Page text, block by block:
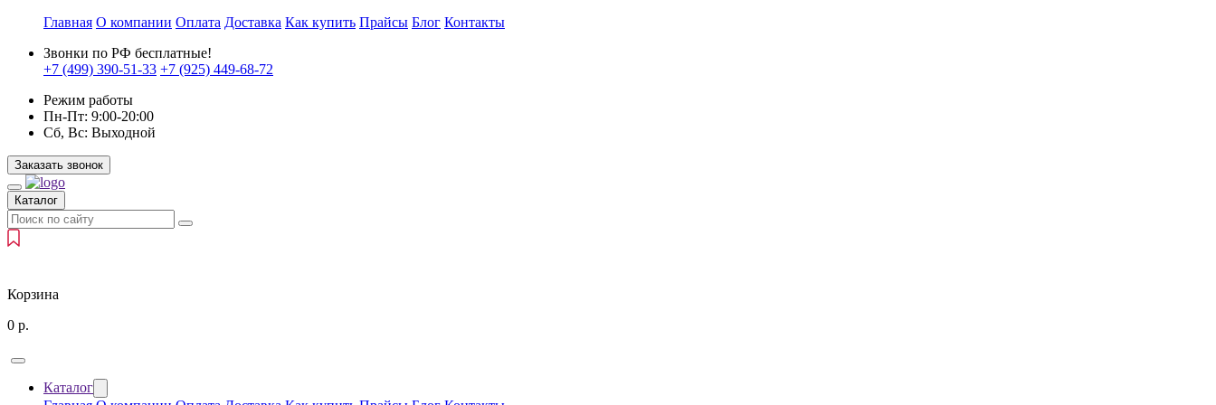
Главная О компании Оплата Доставка Как купить Прайсы Блог Контакты
Звонки по РФ бесплатные!
+7 (499) 390-51-33 +7 (925) 449-68-72
Режим работы
Пн-Пт: 9:00-20:00
Сб, Вс: Выходной
Заказать звонок
Каталог
Корзина
0 р.
Каталог